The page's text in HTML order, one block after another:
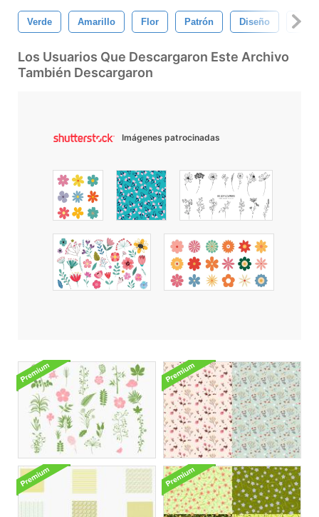
Verde Amarillo Flor Patrón Diseño
Los Usuarios Que Descargaron Este Archivo
También Descargaron
Imágenes patrocinadas